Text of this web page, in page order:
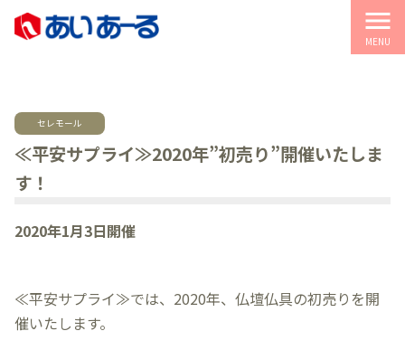
menu
MENU
セレモール
≪平安サプライ≫2020年”初売り”開催いたしま
す！
2020年1月3日開催
≪平安サプライ≫では、2020年、仏壇仏具の初売りを開
催いたします。